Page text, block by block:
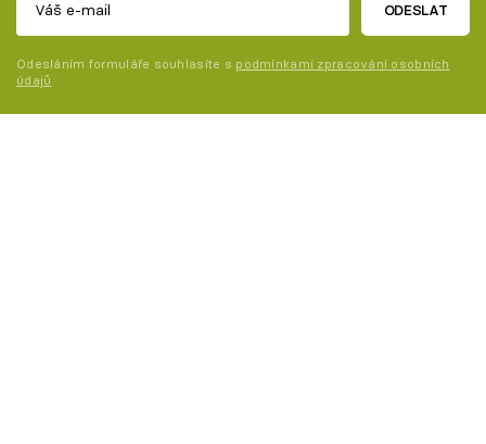
ODESLAT
Odesláním formuláře souhlasíte s podmínkami zpracování osobních
údajů